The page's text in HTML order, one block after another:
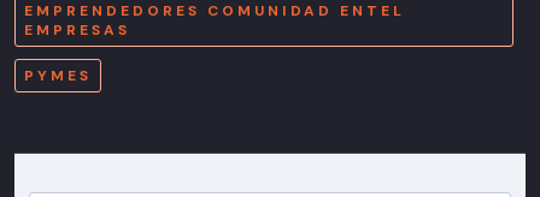
EMPRENDEDORES COMUNIDAD ENTEL
EMPRESAS
PYMES